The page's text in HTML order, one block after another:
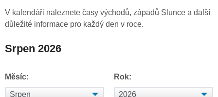
V kalendáři naleznete časy východů, západů Slunce a další
důležité informace pro každý den v roce.
Srpen 2026
Měsíc: Rok: